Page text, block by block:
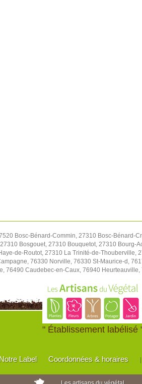
Bosc-Bénard-Commin, 27310 Bosc-Bénard-
Bosgouet, 27310 Bouquetot, 27310
de-Routot, 27310 La Trinité-de-Thouberville,
76330 Norville, 76330 St-Maurice-d,
76490 Caudebec-en-Caux, 76940
" Établissement labélisé
Notre Label Coordonnées & horaires